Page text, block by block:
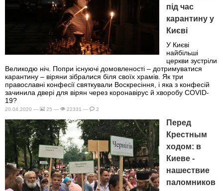
під час
карантину у
Києві
У Києві
найбільші
церкви зустріли
Великодю ніч. Попри існуючі домовленості – дотримуватися
карантину – віряни зібралися біля своїх храмів. Як три
православні конфесії святкували Воскресіння, і яка з конфесій
зачинила двері для вірян через коронавірус й хворобу COVID-
19?
20.04.2020 — 25 — 22331 — 2
Перед
Крестным
ходом: в
Киеве -
нашествие
паломников